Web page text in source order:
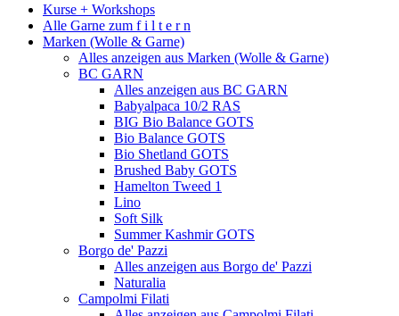
Kurse + Workshops
Alle Garne zum f i l t e r n
Marken (Wolle & Garne)
Alles anzeigen aus Marken (Wolle & Garne)
BC GARN
Alles anzeigen aus BC GARN
Babyalpaca 10/2 RAS
BIG Bio Balance GOTS
Bio Balance GOTS
Bio Shetland GOTS
Brushed Baby GOTS
Hamelton Tweed 1
Lino
Soft Silk
Summer Kashmir GOTS
Borgo de' Pazzi
Alles anzeigen aus Borgo de' Pazzi
Naturalia
Campolmi Filati